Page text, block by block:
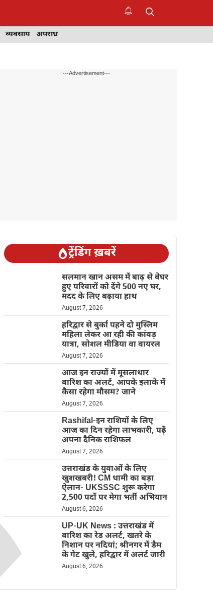
व्यवसाय अपराध
---Advertisement---
ट्रेंडिंग ख़बरें
सलमान खान असम में बाढ़ से बेघर
हुए परिवारों को देंगे 500 नए घर,
मदद के लिए बढ़ाया हाथ
August 7, 2026
हरिद्वार से बुर्का पहने दो मुस्लिम
महिला लेकर आ रही की कांवड़
यात्रा, सोशल मीडिया वा वायरल
August 7, 2026
आज इन राज्यों में मूसलाधार
बारिश का अलर्ट, आपके इलाके में
कैसा रहेगा मौसम? जाने
August 7, 2026
Rashifal-इन राशियों के लिए
आज का दिन रहेगा लाभकारी, पढ़ें
अपना दैनिक राशिफल
August 7, 2026
उत्तराखंड के युवाओं के लिए
खुशखबरी! CM धामी का बड़ा
ऐलान- UKSSSC शुरू करेगा
2,500 पदों पर मेगा भर्ती अभियान
August 6, 2026
UP-UK News : उत्तराखंड में
बारिश का रेड अलर्ट, खतरे के
निशान पर नदियां; श्रीनगर में डैम
के गेट खुले, हरिद्वार में अलर्ट जारी
August 6, 2026